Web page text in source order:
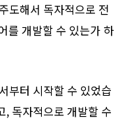
도해서 독자적으로 전
를 개발할 수 있는가 하
부터 시작할 수 있었습
, 독자적으로 개발할 수